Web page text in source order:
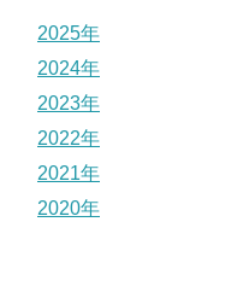
2025年
2024年
2023年
2022年
2021年
2020年